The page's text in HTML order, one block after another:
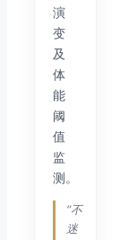
演
变
及
体
能
阈
值
监
测。
“不
迷